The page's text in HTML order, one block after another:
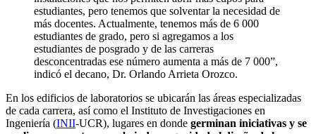
estudiantes, pero tenemos que solventar la necesidad de
más docentes. Actualmente, tenemos más de 6 000
estudiantes de grado, pero si agregamos a los
estudiantes de posgrado y de las carreras
desconcentradas ese número aumenta a más de 7 000”,
indicó el decano, Dr. Orlando Arrieta Orozco.
En los edificios de laboratorios se ubicarán las áreas especializadas
de cada carrera, así como el Instituto de Investigaciones en
Ingeniería (INII-UCR), lugares en donde germinan iniciativas y se